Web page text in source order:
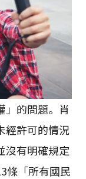
」的問題。肖
經許可的情況
沒有明確規定
條「所有國民